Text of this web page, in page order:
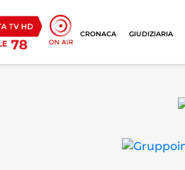
CRONACA GIUDIZIARIA